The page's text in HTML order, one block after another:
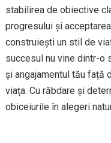
stabilirea de obiective
progresului și
construiești un stil de
succesul nu vine dintr-o
și angajamentul tău față
viața. Cu răbdare și
obiceiurile în alegeri